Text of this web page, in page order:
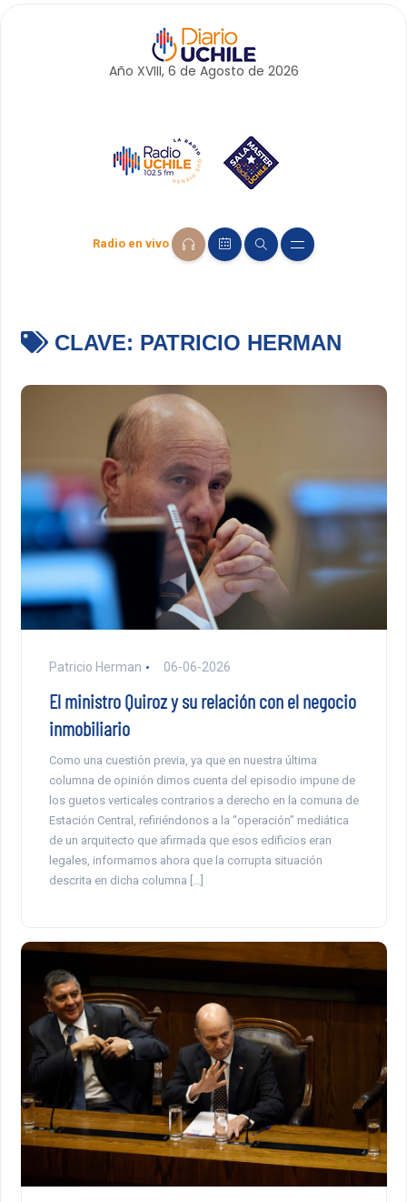
Año XVIII, 6 de Agosto de 2026
Radio en vivo
CLAVE: PATRICIO HERMAN
Patricio Herman 06-06-2026
El ministro Quiroz y su relación con el negocio
inmobiliario
Como una cuestión previa, ya que en nuestra última
columna de opinión dimos cuenta del episodio impune de
los guetos verticales contrarios a derecho en la comuna de
Estación Central, refiriéndonos a la “operación” mediática
de un arquitecto que afirmada que esos edificios eran
legales, informamos ahora que la corrupta situación
descrita en dicha columna […]